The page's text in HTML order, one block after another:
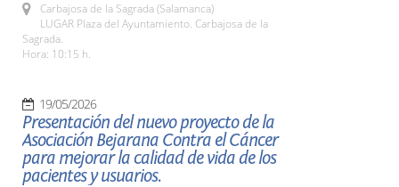
Carbajosa de la Sagrada (Salamanca)
LUGAR Plaza del Ayuntamiento. Carbajosa de la
Sagrada.
Hora: 10:15 h.
19/05/2026
Presentación del nuevo proyecto de la
Asociación Bejarana Contra el Cáncer
para mejorar la calidad de vida de los
pacientes y usuarios.